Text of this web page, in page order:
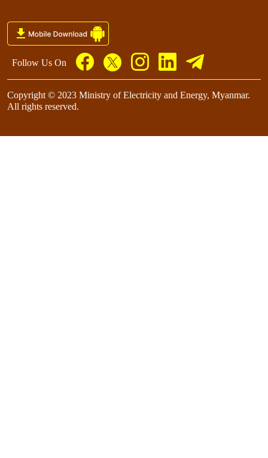
Follow Us On
Copyright © 2023 Ministry of Electricity and Energy, Myanmar.
All rights reserved.